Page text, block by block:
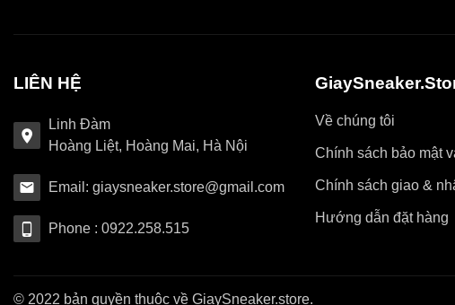
LIÊN HỆ
Linh Đàm
Hoàng Liệt, Hoàng Mai, Hà Nội
Email: giaysneaker.store@gmail.com
Phone : 0922.258.515
Về chúng tôi
Chính sách bảo mật
Chính sách giao &
Hướng dẫn đặt hàng
© 2022 bản quyền thuộc về GiaySneaker.store.